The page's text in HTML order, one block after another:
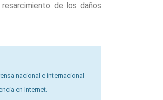
de los daños
nacional e internacional
en Internet.